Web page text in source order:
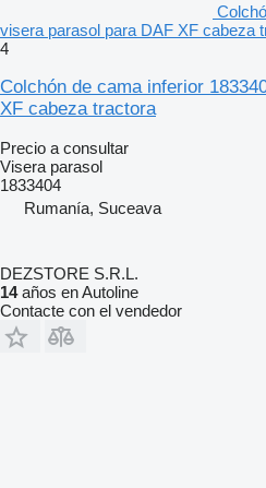
visera parasol para DAF XF cabeza
4
Colchón de cama inferior
XF cabeza tractora
Precio a consultar
Visera parasol
1833404
Rumanía, Suceava
DEZSTORE S.R.L.
14años en Autoline
Contacte con el vendedor